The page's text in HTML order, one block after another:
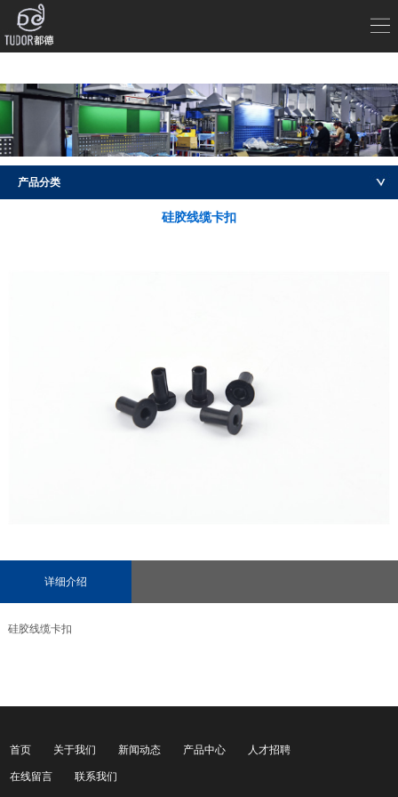
产品分类
硅胶线缆卡扣
详细介绍
硅胶线缆卡扣
首页 关于我们 新闻动态 产品中心 人才招聘
在线留言 联系我们